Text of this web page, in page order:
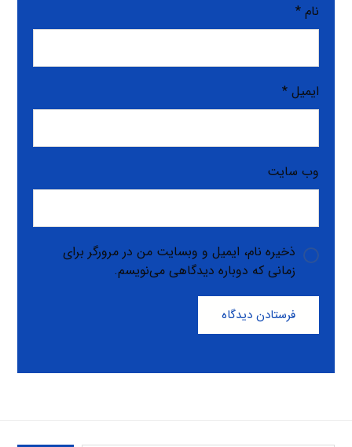
نام*
ایمیل*
وب‌ سایت
ذخیره نام، ایمیل و وبسایت من در مرورگر برای
زمانی که دوباره دیدگاهی می‌نویسم.
فرستادن دیدگاه